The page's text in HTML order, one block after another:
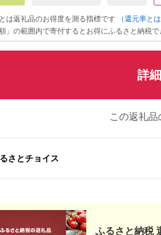
は返礼品のお得度を測る指標です
（還元率とは
」の範囲内で寄付するとお得にふるさと納税で
詳
この返礼品
さとチョイス
ふるさと納税